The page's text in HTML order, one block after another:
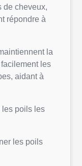
de cheveux,
répondre à
la
les
aidant à
les poils les
les poils